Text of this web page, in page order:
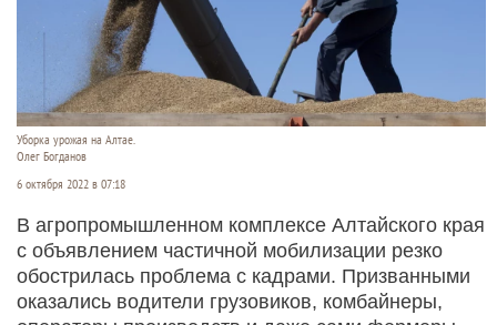
Уборка урожая на Алтае.
Олег Богданов
6 октября 2022 в 07:18
В агропромышленном комплексе Алтайского края
с объявлением частичной мобилизации резко
обострилась проблема с кадрами. Призванными
оказались водители грузовиков, комбайнеры,